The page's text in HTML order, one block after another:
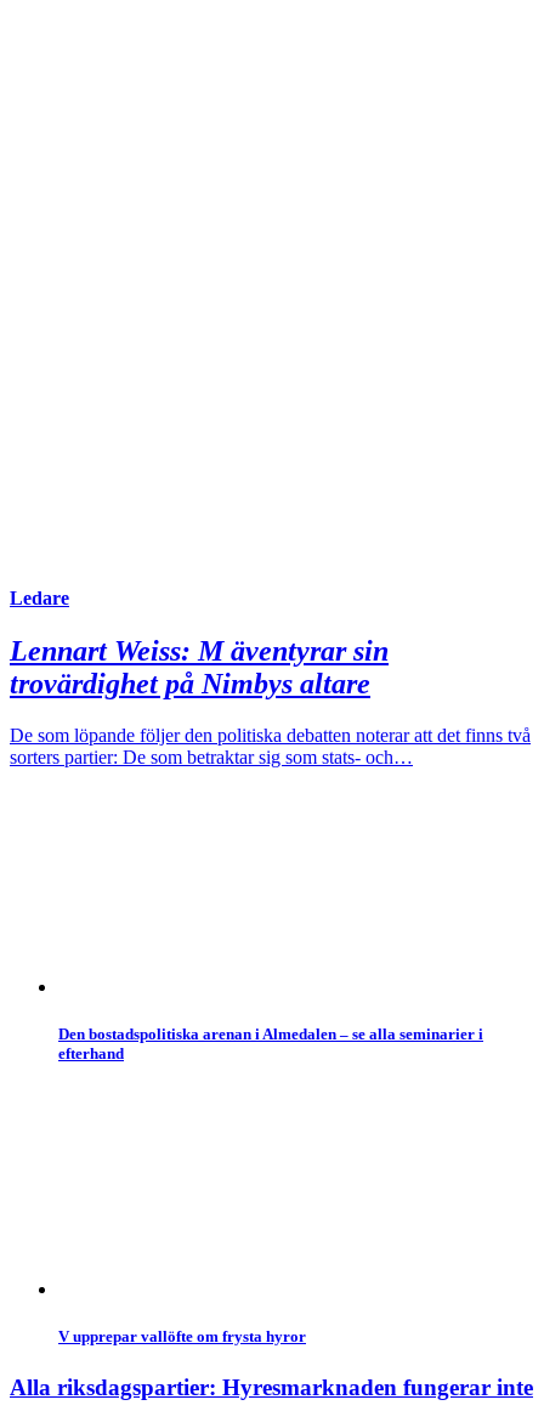
Ledare
Lennart Weiss: M äventyrar sin
trovärdighet på Nimbys altare
De som löpande följer den politiska debatten noterar att det finns två
sorters partier: De som betraktar sig som stats- och…
Den bostadspolitiska arenan i Almedalen – se alla seminarier i
efterhand
V upprepar vallöfte om frysta hyror
Alla riksdagspartier: Hyresmarknaden fungerar inte